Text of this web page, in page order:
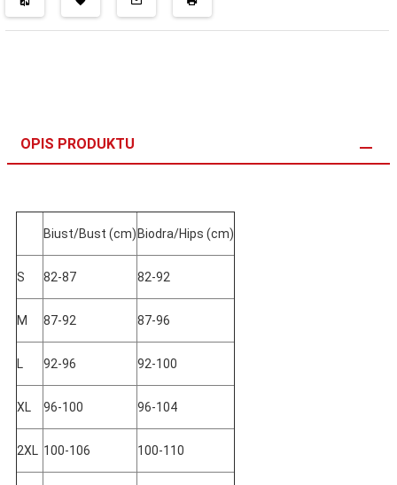
OPIS PRODUKTU
Biust/Bust (cm)Biodra/Hips (cm)
S 82-87 82-92
M 87-92 87-96
L 92-96 92-100
XL 96-100 96-104
2XL 100-106 100-110